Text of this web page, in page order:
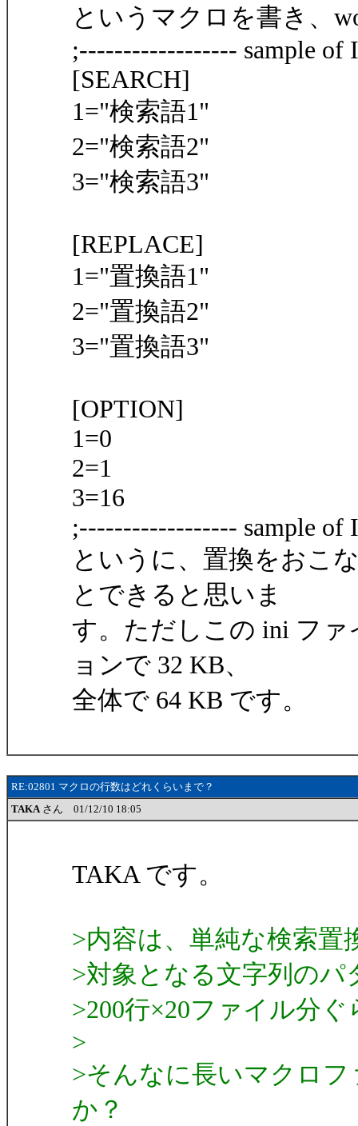
というマクロを書き、
;------------------ sample
[SEARCH]
1="検索語1"
2="検索語2"
3="検索語3"
[REPLACE]
1="置換語1"
2="置換語2"
3="置換語3"
[OPTION]
1=0
2=1
3=16
;------------------ sample
というに、置換をおこ
とできると思いま
す。ただしこの ini フ
ョンで 32 KB、
全体で 64 KB です。
RE:02801 マクロの行数はどれくらいまで？
TAKAさん 01/12/10 18:05
TAKA です。
>内容は、単純な検索置
>対象となる文字列のパ
>200行×20ファイル分
>
>そんなに長いマクロ
か？